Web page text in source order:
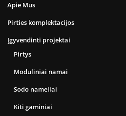
Apie Mus
Pirties komplektacijos
Įgyvendinti projektai
Pirtys
Moduliniai namai
Sodo nameliai
Kiti gaminiai